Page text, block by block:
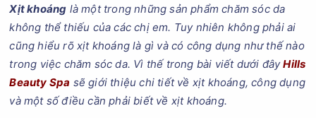
Xịt khoáng là một trong những sản phẩm chăm sóc da
không thể thiếu của các chị em. Tuy nhiên không phải ai
cũng hiểu rõ xịt khoáng là gì và có công dụng như thế nào
trong việc chăm sóc da. Vì thế trong bài viết dưới đâyHills
Beauty Spa sẽ giới thiệu chi tiết về xịt khoáng, công dụng
và một số điều cần phải biết về xịt khoáng.